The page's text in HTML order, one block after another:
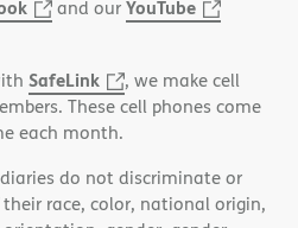
and ourYouTube
SafeLink
, we make cell
These cell phones come
each month.
do not discriminate or
race, color, national origin,